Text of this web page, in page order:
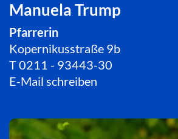
Manuela Trump
Pfarrerin
Kopernikusstraße 9b
T0211 - 93443-30
E-Mail schreiben